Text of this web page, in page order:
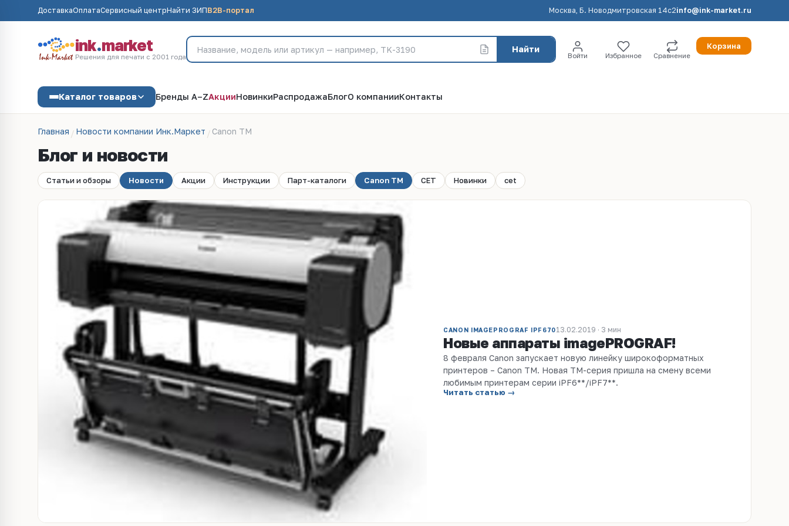
ДоставкаОплатаСервисный центрНайти ЗИПB2B-портал Москва, Б. Новодмитровская 14с2info@ink-market.ru
ink.market
Решения для печати с 2001 года
Найти
Войти Избранное Сравнение
Корзина
Каталог товаров Бренды A–ZАкцииНовинкиРаспродажаБлогО компанииКонтакты
Главная Новости компании Инк.Маркет Canon TM
Блог и новости
Статьи и обзоры Новости Акции Инструкции Парт-каталоги Canon TM CET Новинки cet
CANON IMAGEPROGRAF IPF67013.02.2019 · 3 мин
Новые аппараты imagePROGRAF!
8 февраля Canon запускает новую линейку широкоформатных
принтеров – Canon ТМ. Новая TM-серия пришла на смену всеми
любимым принтерам серии iPF6**/iPF7**.
Читать статью →